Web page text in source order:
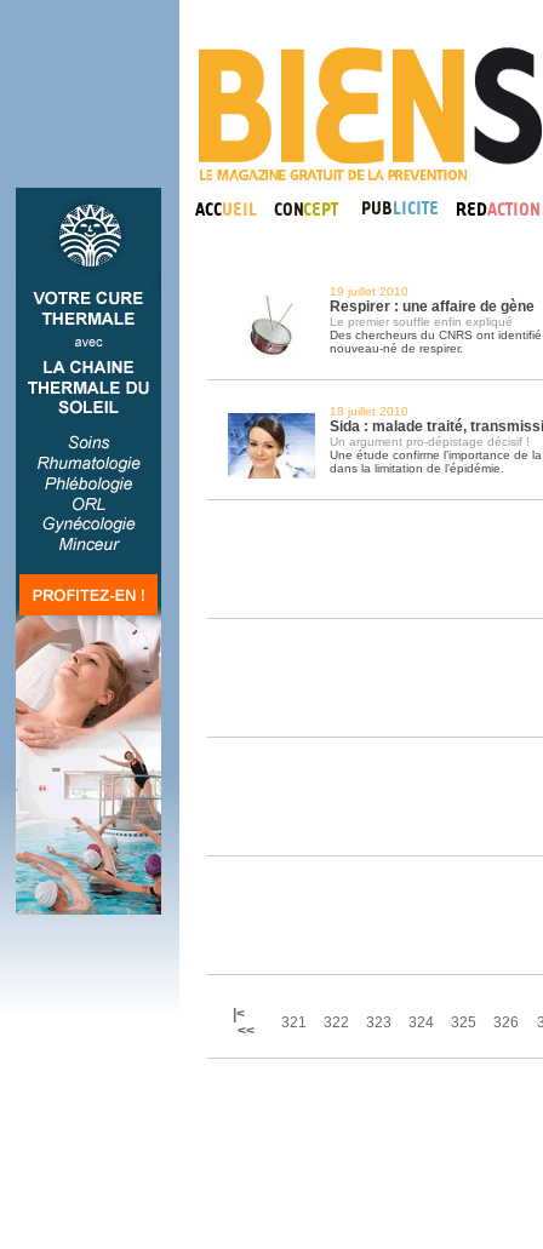
19 juillet 2010
Respirer : une affaire de gène
Le premier souffle enfin expliqué
Des chercheurs du CNRS ont
nouveau-né de respirer.
18 juillet 2010
Sida : malade traité,
Un argument pro-dépistage décisif !
Une étude confirme l’importance de
dans la limitation de l’épidémie.
|<
<<
321 322 323 324 325 326